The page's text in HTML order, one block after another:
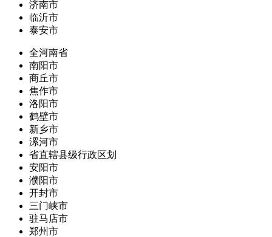
济南市
临沂市
泰安市
全河南省
南阳市
商丘市
焦作市
洛阳市
鹤壁市
新乡市
漯河市
省直辖县级行政区划
安阳市
濮阳市
开封市
三门峡市
驻马店市
郑州市